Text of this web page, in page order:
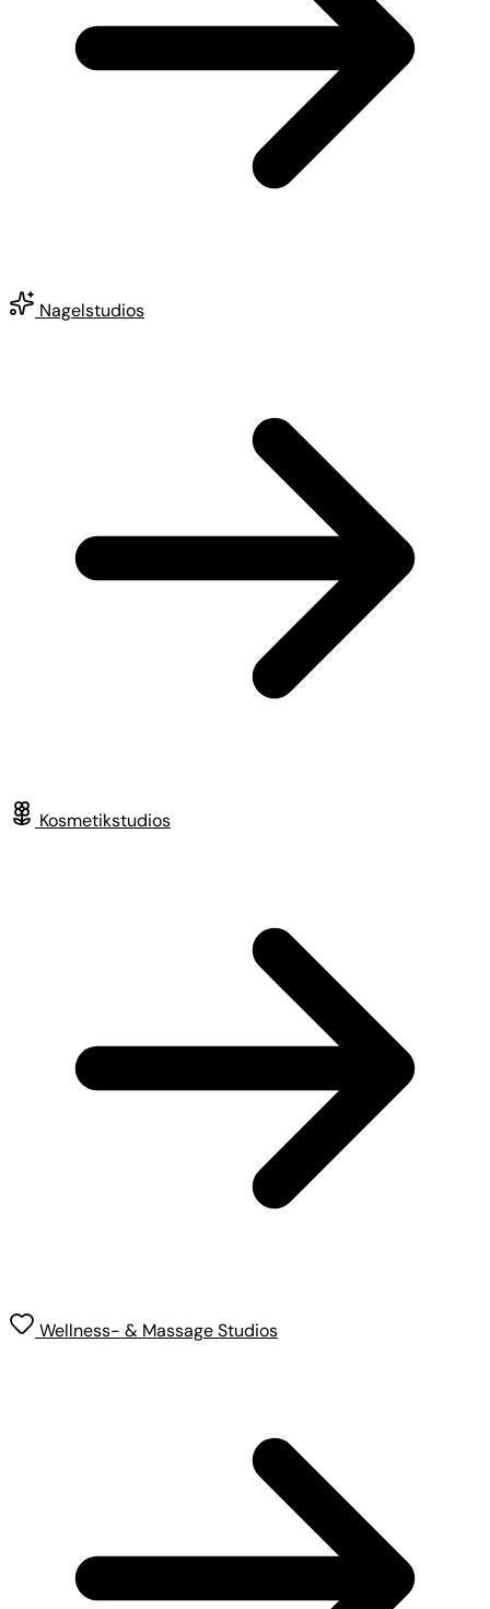
Nagelstudios
Kosmetikstudios
Wellness- & Massage Studios